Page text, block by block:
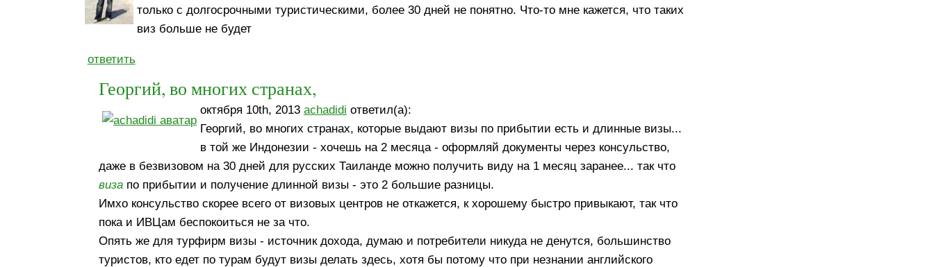
только с долгосрочными туристическими, более 30 дней не понятно. Что-то мне кажется, что таких
виз больше не будет
ответить
Георгий, во многих странах,
октября 10th, 2013achadidi ответил(а):
Георгий, во многих странах, которые выдают визы по прибытии есть и длинные визы...
в той же Индонезии - хочешь на 2 месяца - оформляй документы через консульство,
даже в безвизовом на 30 дней для русских Таиланде можно получить виду на 1 месяц заранее... так что
виза по прибытии и получение длинной визы - это 2 большие разницы.
Имхо консульство скорее всего от визовых центров не откажется, к хорошему быстро привыкают, так что
пока и ИВЦам беспокоиться не за что.
Опять же для турфирм визы - источник дохода, думаю и потребители никуда не денутся, большинство
туристов, кто едет по турам будут визы делать здесь, хотя бы потому что при незнании английского